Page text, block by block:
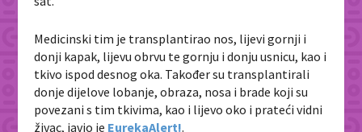
Medicinski tim je transplantirao nos, lijevi gornji i
donji kapak, lijevu obrvu te gornju i donju usnicu, kao i
tkivo ispod desnog oka. Također su transplantirali
donje dijelove lobanje, obraza, nosa i brade koji su
povezani s tim tkivima, kao i lijevo oko i prateći vidni
živac, javio je EurekaAlert!.